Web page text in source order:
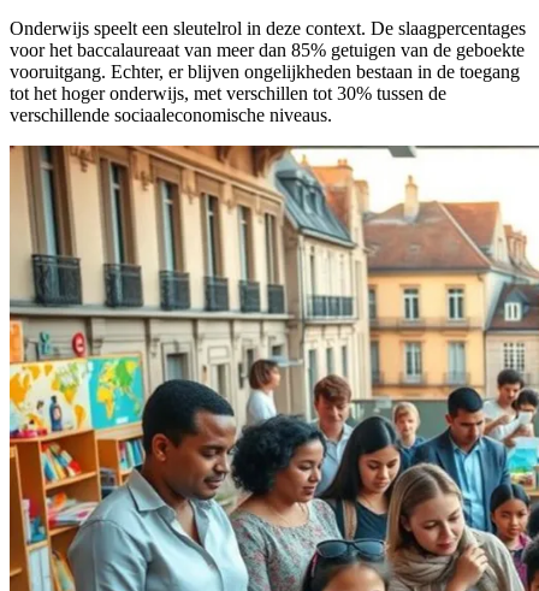
Onderwijs speelt een sleutelrol in deze context. De slaagpercentages
voor het baccalaureaat van meer dan 85% getuigen van de geboekte
vooruitgang. Echter, er blijven ongelijkheden bestaan in de toegang
tot het hoger onderwijs, met verschillen tot 30% tussen de
verschillende sociaaleconomische niveaus.